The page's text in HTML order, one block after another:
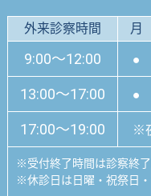
外来診察時間 月
9:00～12:00 ●
13:00～17:00 ●
17:00～19:00 ※
※受付終了時間は診察終
※休診日は日曜・祝祭日